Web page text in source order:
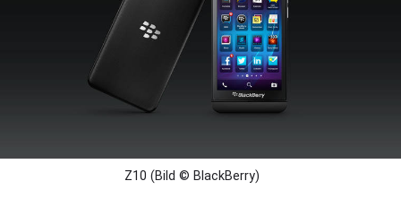
den Codenamen "Aristo" trägt. Gerüchten zufolge
unter der Haube ein schneller Dual-Core-
sowie 2 GB RAM, die den fünf Zoll großen
befeuern sollen.
Z10 (Bild © BlackBerry)